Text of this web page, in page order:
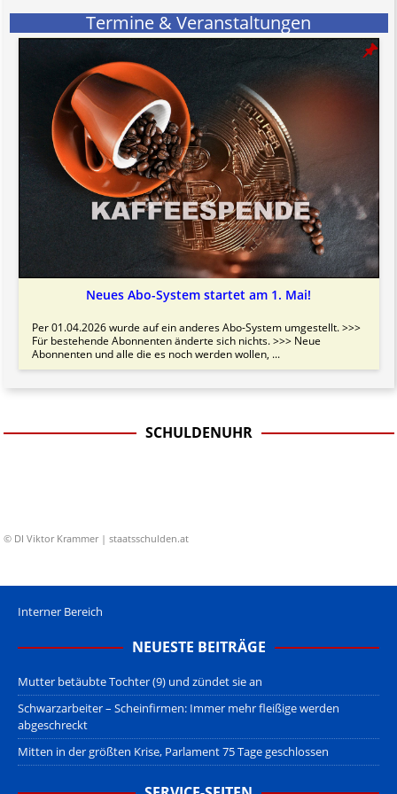
Termine & Veranstaltungen
Neues Abo-System startet am 1. Mai!
Per 01.04.2026 wurde auf ein anderes Abo-System umgestellt. >>>
Für bestehende Abonnenten änderte sich nichts. >>> Neue
Abonnenten und alle die es noch werden wollen, ...
SCHULDENUHR
© DI Viktor Krammer | staatsschulden.at
Interner Bereich
NEUESTE BEITRÄGE
Mutter betäubte Tochter (9) und zündet sie an
Schwarzarbeiter – Scheinfirmen: Immer mehr fleißige werden
abgeschreckt
Mitten in der größten Krise, Parlament 75 Tage geschlossen